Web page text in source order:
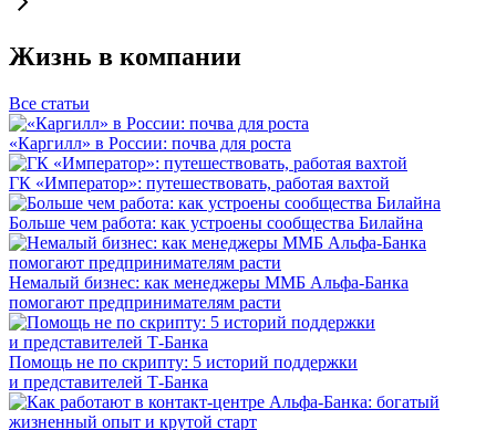
Жизнь в компании
Все статьи
«Каргилл» в России: почва для роста
ГК «Император»: путешествовать, работая вахтой
Больше чем работа: как устроены сообщества Билайна
Немалый бизнес: как менеджеры ММБ Альфа-Банка
помогают предпринимателям расти
Помощь не по скрипту: 5 историй поддержки
и представителей Т-Банка